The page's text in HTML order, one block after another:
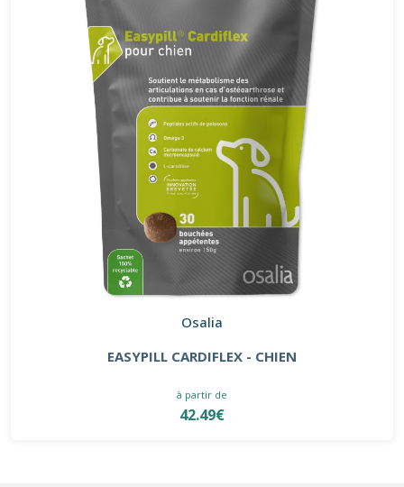
Osalia
EASYPILL CARDIFLEX - CHIEN
à partir de
42.49€